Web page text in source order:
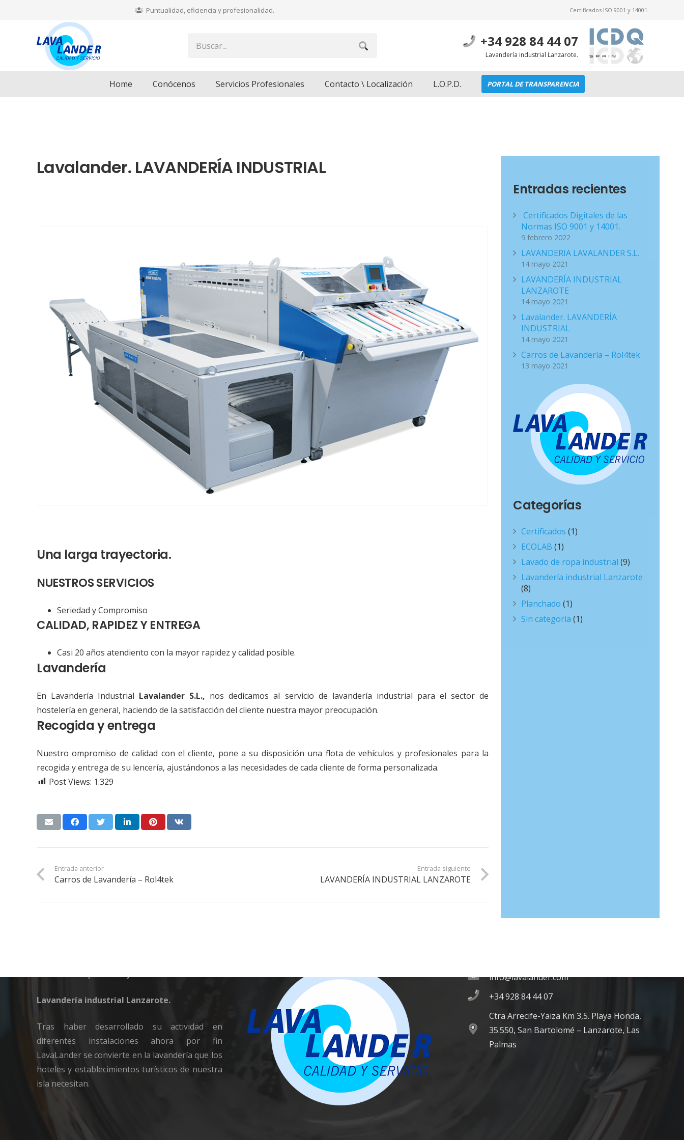
Puntualidad, eficiencia y profesionalidad. Certificados ISO 9001 y 14001
+34 928 84 44 07
Lavandería industrial Lanzarote.
Home Conócenos Servicios Profesionales Contacto \ Localización L.O.P.D. PORTAL DE TRANSPARENCIA
Lavalander. LAVANDERÍA INDUSTRIAL
Una larga trayectoria.
NUESTROS SERVICIOS
Seriedad y Compromiso
CALIDAD, RAPIDEZ Y ENTREGA
Casi 20 años atendiento con la mayor rapidez y calidad posible.
Lavandería
En Lavandería Industrial Lavalander S.L., nos dedicamos al servicio de lavandería industrial para el sector de
hostelería en general, haciendo de la satisfacción del cliente nuestra mayor preocupación.
Recogida y entrega
Nuestro ompromiso de calidad con el cliente, pone a su disposición una flota de vehículos y profesionales para la
recogida y entrega de su lencería, ajustándonos a las necesidades de cada cliente de forma personalizada.
Post Views: 1.329
Entrada anterior
Carros de Lavandería – Rol4tek
Entrada siguiente
LAVANDERÍA INDUSTRIAL LANZAROTE
Entradas recientes
Certificados Digitales de las
Normas ISO 9001 y 14001.
9 febrero 2022
LAVANDERIA LAVALANDER S.L.
14 mayo 2021
LAVANDERÍA INDUSTRIAL
LANZAROTE
14 mayo 2021
Lavalander. LAVANDERÍA
INDUSTRIAL
14 mayo 2021
Carros de Lavandería – Rol4tek
13 mayo 2021
Categorías
Certificados (1)
ECOLAB (1)
Lavado de ropa industrial (9)
Lavandería industrial Lanzarote
(8)
Planchado (1)
Sin categoría (1)
Lavandería industrial Lanzarote.
Tras haber desarrollado su actividad en
diferentes instalaciones ahora por fin
LavaLander se convierte en la lavandería que los
hoteles y establecimientos turísticos de nuestra
isla necesitan.
info@lavalander.com
+34 928 84 44 07
Ctra Arrecife-Yaiza Km 3,5. Playa Honda,
35.550, San Bartolomé – Lanzarote, Las
Palmas